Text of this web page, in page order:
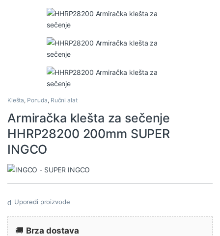
Klešta, Ponuda, Ručni alat
Armiračka klešta za sečenje
HHRP28200 200mm SUPER
INGCO
Uporedi proizvode
🚚 Brza dostava